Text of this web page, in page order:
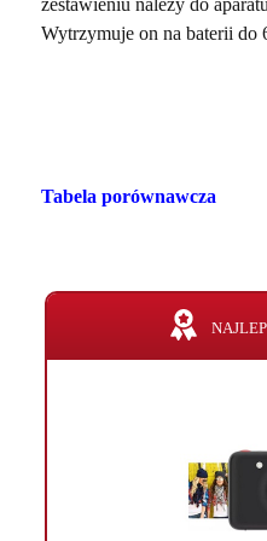
zestawieniu należy do aparatu
Wytrzymuje on na baterii do
Tabela porównawcza